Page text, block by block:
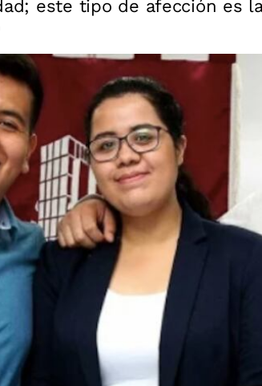
este tipo de afección es